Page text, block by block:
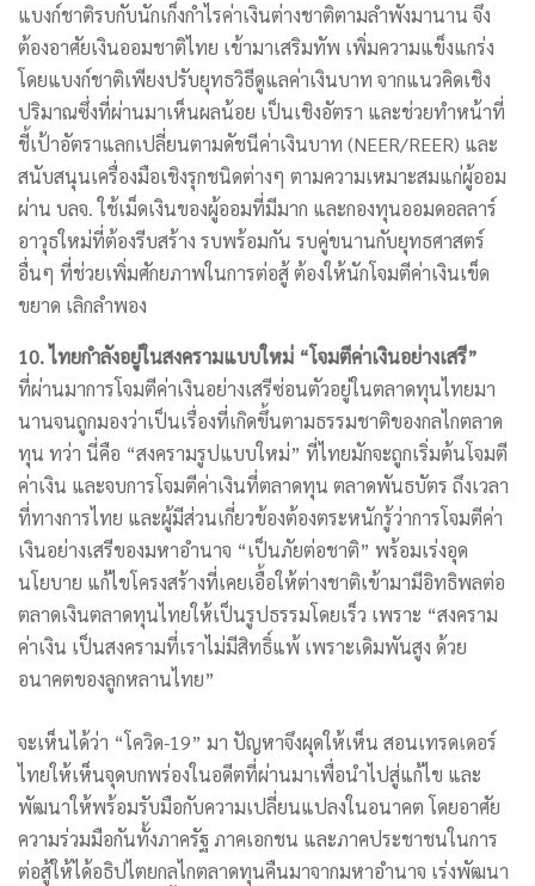
แบงก์ชาติรบกับนักเก็งกำไรค่าเงินต่างชาติตามลำพังมานาน จึง
ต้องอาศัยเงินออมชาติไทย เข้ามาเสริมทัพ เพิ่มความแข็งแกร่ง
โดยแบงก์ชาติเพียงปรับยุทธวิธีดูแลค่าเงินบาท จากแนวคิดเชิง
ปริมาณซึ่งที่ผ่านมาเห็นผลน้อย เป็นเชิงอัตรา และช่วยทำหน้าที่
ชี้เป้าอัตราแลกเปลี่ยนตามดัชนีค่าเงินบาท (NEER/REER) และ
สนับสนุนเครื่องมือเชิงรุกชนิดต่างๆ ตามความเหมาะสมแก่ผู้ออม
ผ่าน บลจ. ใช้เม็ดเงินของผู้ออมที่มีมาก และกองทุนออมดอลลาร์
อาวุธใหม่ที่ต้องรีบสร้าง รบพร้อมกัน รบคู่ขนานกับยุทธศาสตร์
อื่นๆ ที่ช่วยเพิ่มศักยภาพในการต่อสู้ ต้องให้นักโจมตีค่าเงินเข็ด
ขยาด เลิกลำพอง
10. ไทยกำลังอยู่ในสงครามแบบใหม่ “โจมตีค่าเงินอย่างเสรี”
ที่ผ่านมาการโจมตีค่าเงินอย่างเสรีซ่อนตัวอยู่ในตลาดทุนไทยมา
นานจนถูกมองว่าเป็นเรื่องที่เกิดขึ้นตามธรรมชาติของกลไกตลาด
ทุน ทว่า นี่คือ “สงครามรูปแบบใหม่” ที่ไทยมักจะถูกเริ่มต้นโจมตี
ค่าเงิน และจบการโจมตีค่าเงินที่ตลาดทุน ตลาดพันธบัตร ถึงเวลา
ที่ทางการไทย และผู้มีส่วนเกี่ยวข้องต้องตระหนักรู้ว่าการโจมตีค่า
เงินอย่างเสรีของมหาอำนาจ “เป็นภัยต่อชาติ” พร้อมเร่งอุด
นโยบาย แก้ไขโครงสร้างที่เคยเอื้อให้ต่างชาติเข้ามามีอิทธิพลต่อ
ตลาดเงินตลาดทุนไทยให้เป็นรูปธรรมโดยเร็ว เพราะ “สงคราม
ค่าเงิน เป็นสงครามที่เราไม่มีสิทธิ์แพ้ เพราะเดิมพันสูง ด้วย
อนาคตของลูกหลานไทย”
จะเห็นได้ว่า “โควิด-19” มา ปัญหาจึงผุดให้เห็น สอนเทรดเดอร์
ไทยให้เห็นจุดบกพร่องในอดีตที่ผ่านมาเพื่อนำไปสู่แก้ไข และ
พัฒนาให้พร้อมรับมือกับความเปลี่ยนแปลงในอนาคต โดยอาศัย
ความร่วมมือกันทั้งภาครัฐ ภาคเอกชน และภาคประชาชนในการ
ต่อสู้ให้ได้อธิปไตยกลไกตลาดทุนคืนมาจากมหาอำนาจ เร่งพัฒนา